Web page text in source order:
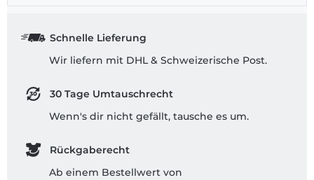
Schnelle Lieferung
Wir liefern mit DHL & Schweizerische Post.
30 Tage Umtauschrecht
Wenn's dir nicht gefällt, tausche es um.
Rückgaberecht
Ab einem Bestellwert von